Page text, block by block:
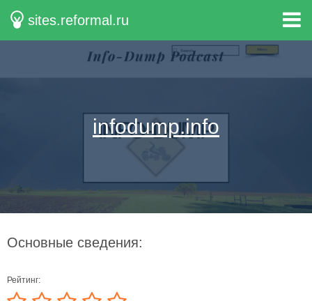
sites.reformal.ru
infodump.info
Основные сведения:
Рейтинг: